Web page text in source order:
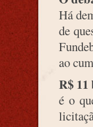
Há
de
ao
R$ 11
é o